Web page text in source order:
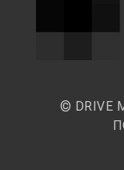
© DRIVE